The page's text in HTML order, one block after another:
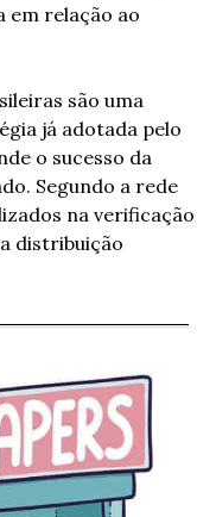
em relação ao
são uma
já adotada pelo
o sucesso da
Segundo a rede
na verificação
distribuição